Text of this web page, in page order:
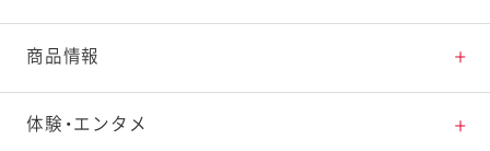
とっておきレシピトップ
素材の知識
商品情報
商品情報トップ
体験・エンタメ